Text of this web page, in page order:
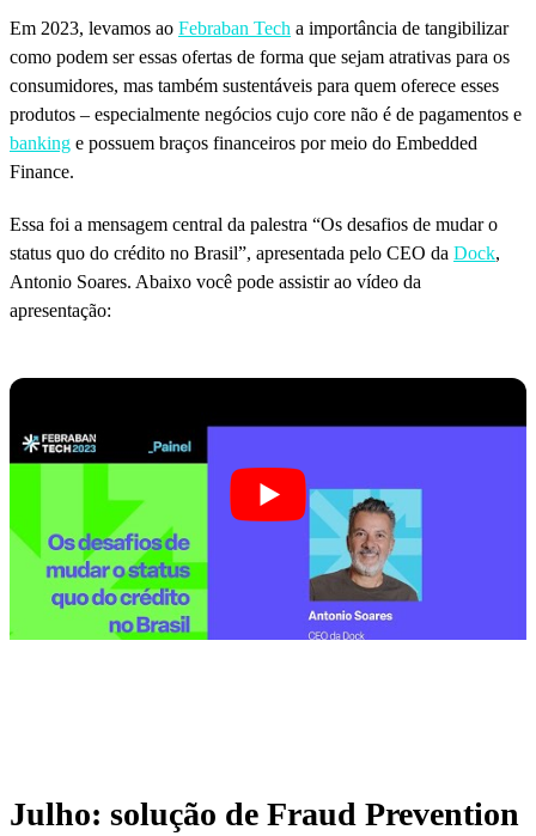
Em 2023, levamos ao Febraban Tech a importância de tangibilizar
como podem ser essas ofertas de forma que sejam atrativas para os
consumidores, mas também sustentáveis para quem oferece esses
produtos – especialmente negócios cujo core não é de pagamentos e
banking e possuem braços financeiros por meio do Embedded
Finance.
Essa foi a mensagem central da palestra “Os desafios de mudar o
status quo do crédito no Brasil”, apresentada pelo CEO da Dock,
Antonio Soares. Abaixo você pode assistir ao vídeo da
apresentação:
Julho: solução de Fraud Prevention